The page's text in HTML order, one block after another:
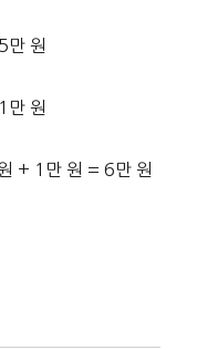
만 원
만 원
+ 1만 원 = 6만 원